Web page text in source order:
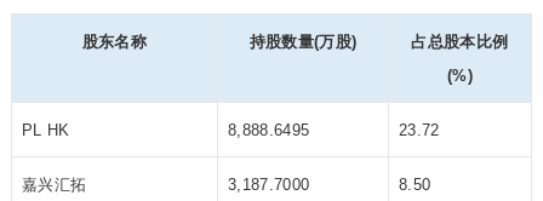
股东名称 持股数量(万股)
占总股本比例
(%)
PL HK 8,888.6495 23.72
嘉兴汇拓 3,187.7000 8.50